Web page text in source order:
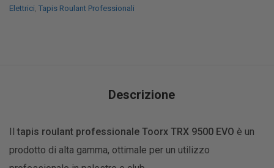
Elettrici Tapis Roulant Professionali
Descrizione
Iltapis roulant professionale Toorx TRX 9500 EVO è un
prodotto di alta gamma, ottimale per un utilizzo